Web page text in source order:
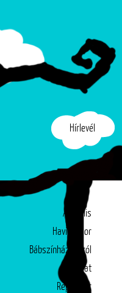
Hírlevél
Aktuális
Havi műsor
Bábszínházunkról
Társulat
Repertoár